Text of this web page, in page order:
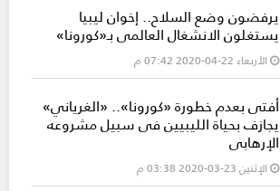
يرفضون وضع السلاح.. إخوان ليبيا
يستغلون الانشغال العالمي بـ«كورونا»
الأربعاء 22-04-2020 07:42 م
أفتى بعدم خطورة «كورونا».. «الغرياني»
يجازف بحياة الليبيين فى سبيل مشروعه
الإرهابي
الإثنين 23-03-2020 03:38 م